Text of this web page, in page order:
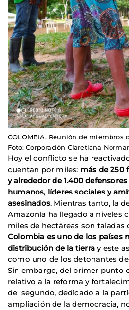
COLOMBIA. Reunión de miembros
Foto: Corporación Claretiana
Hoy el conflicto se ha
cuentan por miles: más de 250
y alrededor de 1.400
humanos, líderes sociales y
asesinados. Mientras tanto, la
Amazonía ha llegado a niveles
miles de hectáreas son taladas
Colombia es uno de los países
distribución de la tierray este
como uno de los detonantes
Sin embargo, del primer punto
relativo a la reforma y
del segundo, dedicado a la
ampliación de la democracia,